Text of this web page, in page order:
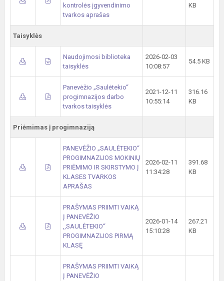
kontrolės įgyvendinimo
tvarkos aprašas
KB
Taisyklės
Naudojimosi biblioteka
taisyklės
2026-02-03
10:08:57
54.5 KB
Panevėžio „Saulėtekio“
progimnazijos darbo
tvarkos taisyklės
2021-12-11
10:55:14
316.16
KB
Priėmimas į progimnaziją
PANEVĖŽIO „SAULĖTEKIO“
PROGIMNAZIJOS MOKINIŲ
PRIĖMIMO IR SKIRSTYMO Į
KLASES TVARKOS
APRAŠAS
2026-02-11
11:34:28
391.68
KB
PRAŠYMAS PRIIMTI VAIKĄ
Į PANEVĖŽIO
,,SAULĖTEKIO“
PROGIMNAZIJOS PIRMĄ
KLASĘ
2026-01-14
15:10:28
267.21
KB
PRAŠYMAS PRIIMTI VAIKĄ
Į PANEVĖŽIO